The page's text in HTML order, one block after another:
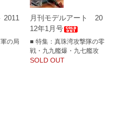
2011
の局
月刊モデルアート 20
12年1月号
■ 特集：真珠湾攻撃隊の零
戦・九九艦爆・九七艦攻
SOLD OUT